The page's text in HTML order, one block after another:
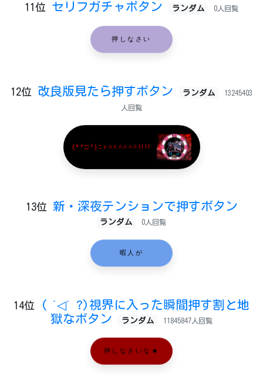
11位 セリフガチャボタン ランダム 0人回覧
押しなさい
12位 改良版見たら押すボタン ランダム 13245403
人回覧
(*^□^)ﾆｬﾊﾊﾊﾊﾊﾊ!!!!
13位 新・深夜テンションで押すボタン
ランダム 0人回覧
暇人が
14位
( ˙◁˙ ?)視界に入った瞬間押す割と地
獄なボタン
ランダム 11845847人回覧
押しなさいな★